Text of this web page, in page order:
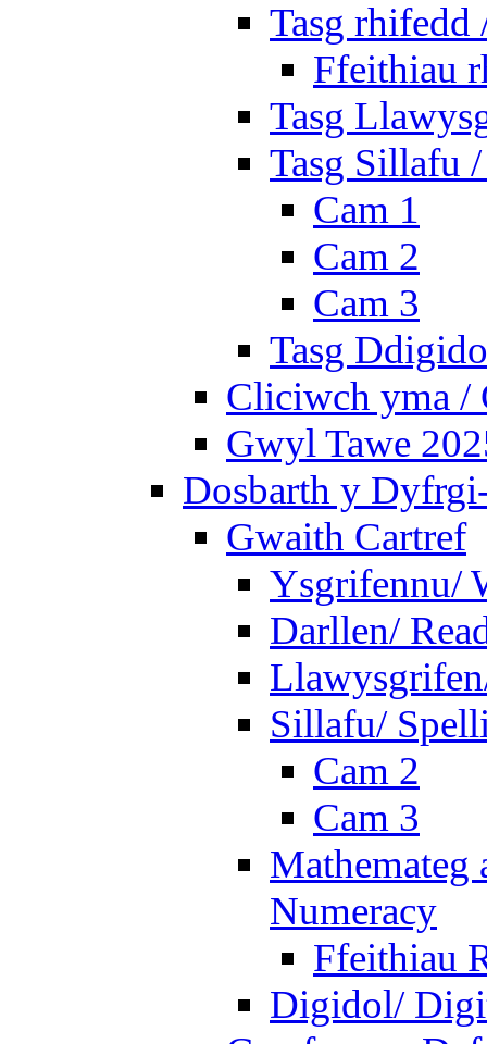
Tasg rhifedd
Ffeithiau
Tasg
Tasg Sillafu
Cam 1
Cam 2
Cam 3
Tasg
Cliciwch yma /
Gwyl Tawe
Dosbarth y
Gwaith Cartref
Ysgrifennu/
Darllen/
Sillafu/
Cam 2
Cam 3
Mathemateg
Numeracy
Ffeithiau
Digidol/